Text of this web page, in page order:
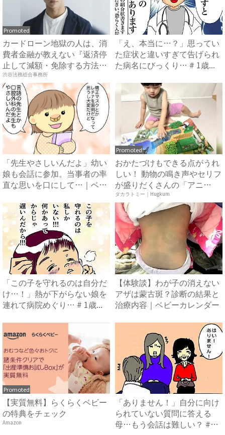
Promoted
カードローン地獄の人は、消
費者金融が教えない『返済停
止して減額・免除する方法』
で...
渋谷法務総合事務所
「え、本当に…？」思ってい
た症状と違いすぎて告げられ
た病名にびっくり… # 1歳...
「先生やさしいんだよ」幼い
娘も会話に参加。当事者の率
直な思いを口にして…｜ベビ
Promoted
おかたづけもできる点がうれ
しい！ 動物の鳴き声やセリフ
が盛りだくさんの「アニ
ア ...
タカラトミー｜Hugkum
「この子を守れるのは自分だ
け…！」熱が下がらない娘を
連れて病院めぐり… # 1歳...
【体験談】わが子の消えない
アザは蒙古斑？診断の結果と
治療内容｜ベビーカレンダー
Promoted
【実質無料】らくらくベビー
の特典をチェック
Amazon
「ありません！」自分に向け
られていない質問に答える
母…もう会話は難しい？ #母